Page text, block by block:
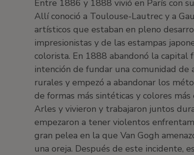
Entre 1886 y 1888 vivió en París con
Allí conoció a Toulouse-Lautrec y a
artísticos que estaban en pleno
impresionistas y de las estampas
colorista. En 1888 abandonó la capital
intención de fundar una comunidad de
rurales y empezó a abandonar los
de formas más sintéticas y colores
Arles y vivieron y trabajaron juntos
empezaron a tener violentos
gran pelea en la que Van Gogh
una oreja. Después de este incidente,